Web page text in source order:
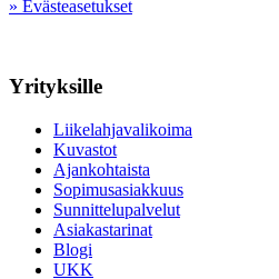
» Evästeasetukset
Yrityksille
Liikelahjavalikoima
Kuvastot
Ajankohtaista
Sopimusasiakkuus
Sunnittelupalvelut
Asiakastarinat
Blogi
UKK